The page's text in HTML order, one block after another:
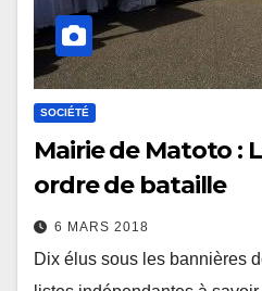
SOCIÉTÉ
Mairie de Matoto :
ordre de bataille
6 MARS 2018
Dix élus sous les bannières